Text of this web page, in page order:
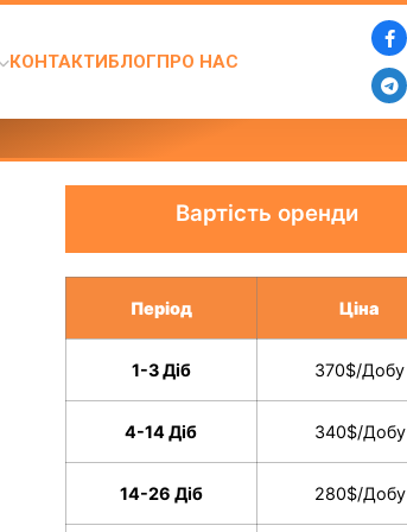
КОНТАКТИБЛОГПРО НАС
Вартість оренди
Період Ціна
1-3 Діб 370$/Добу
4-14 Діб 340$/Добу
14-26 Діб 280$/Добу